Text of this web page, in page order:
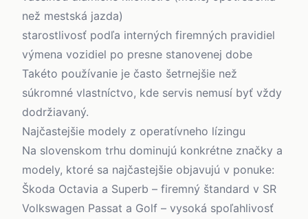
než mestská jazda)
starostlivosť podľa interných firemných pravidiel
výmena vozidiel po presne stanovenej dobe
Takéto používanie je často šetrnejšie než
súkromné vlastníctvo, kde servis nemusí byť vždy
dodržiavaný.
Najčastejšie modely z operatívneho lízingu
Na slovenskom trhu dominujú konkrétne značky a
modely, ktoré sa najčastejšie objavujú v ponuke:
Škoda Octavia a Superb – firemný štandard v SR
Volkswagen Passat a Golf – vysoká spoľahlivosť